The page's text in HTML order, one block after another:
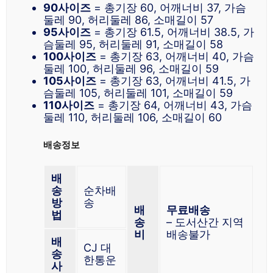
90사이즈 = 총기장 60, 어깨너비 37, 가슴
둘레 90, 허리둘레 86, 소매길이 57
95사이즈 = 총기장 61.5, 어깨너비 38.5, 가
슴둘레 95, 허리둘레 91, 소매길이 58
100사이즈 = 총기장 63, 어깨너비 40, 가슴
둘레 100, 허리둘레 96, 소매길이 59
105사이즈 = 총기장 63, 어깨너비 41.5, 가
슴둘레 105, 허리둘레 101, 소매길이 59
110사이즈 = 총기장 64, 어깨너비 43, 가슴
둘레 110, 허리둘레 106, 소매길이 60
배송정보
배
송
방
법
순차배
송
배
송
비
무료배송
– 도서산간 지역
배송불가
배
송
사
CJ 대
한통운